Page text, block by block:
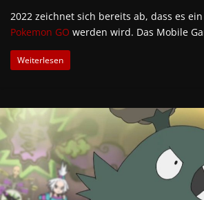
2022 zeichnet sich bereits ab, dass es
Pokemon GO werden wird. Das Mobile
Weiterlesen